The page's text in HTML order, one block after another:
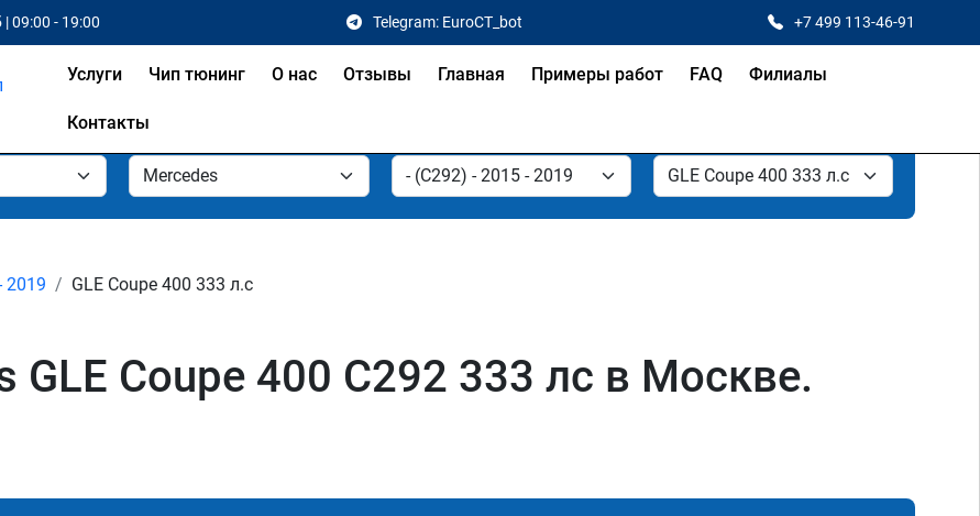
09:00 - 19:00 Telegram: EuroCT_bot +7 499 113-46-91
Услуги Чип тюнинг О нас Отзывы Главная Примеры работ FAQ Филиалы
Контакты
2019 GLE Coupe 400 333 л.с
Coupe 400 C292 333 лс в Москве.